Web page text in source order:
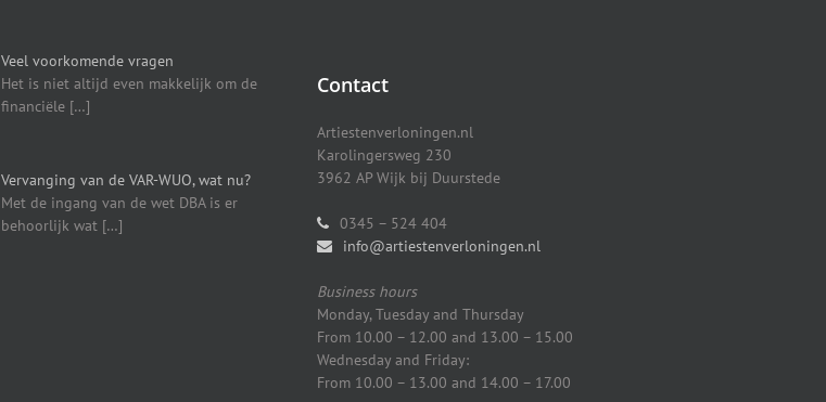
Veel voorkomende vragen
Het is niet altijd even makkelijk om de
financiële […]
Vervanging van de VAR-WUO, wat nu?
Met de ingang van de wet DBA is er
behoorlijk wat […]
Contact
Artiestenverloningen.nl
Karolingersweg 230
3962 AP Wijk bij Duurstede
0345 – 524 404
info@artiestenverloningen.nl
Business hours
Monday, Tuesday and Thursday
From 10.00 – 12.00 and 13.00 – 15.00
Wednesday and Friday:
From 10.00 – 13.00 and 14.00 – 17.00